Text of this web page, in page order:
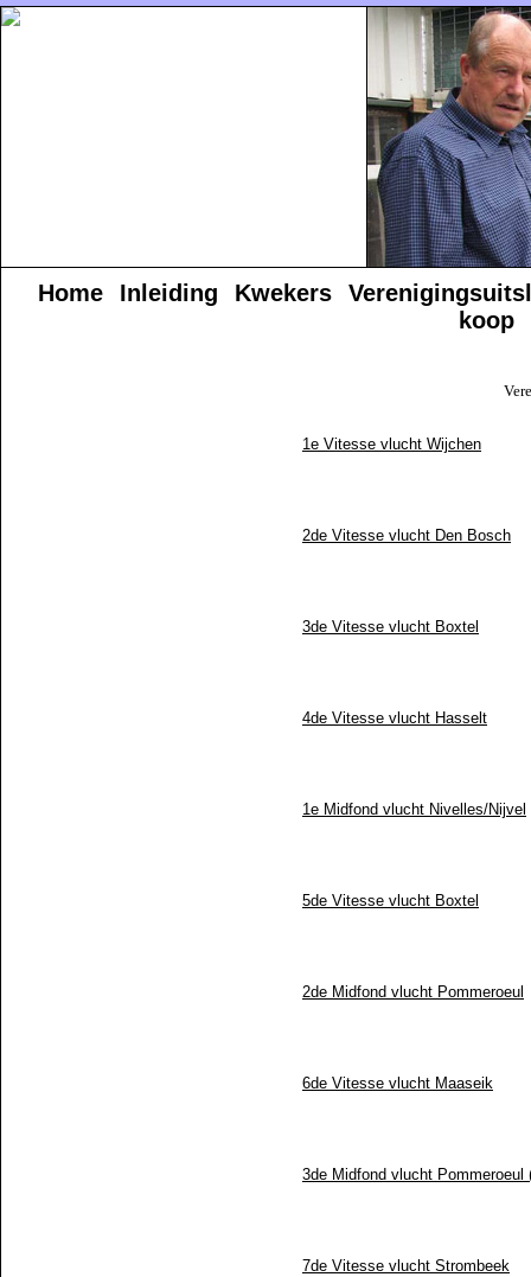
Home Inleiding Kwekers
koop
1e Vitesse vlucht Wijchen
2de Vitesse vlucht Den Bosch
3de Vitesse vlucht Boxtel
4de Vitesse vlucht Hasselt
1e Midfond vlucht Nivelles/Nijvel
5de Vitesse vlucht Boxtel
2de Midfond vlucht Pommeroeul
6de Vitesse vlucht Maaseik
3de Midfond vlucht Pommeroeul
7de Vitesse vlucht Strombeek